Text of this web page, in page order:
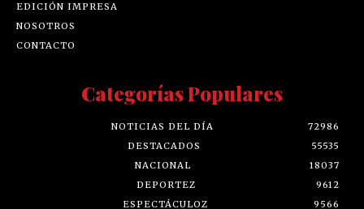
EDICIÓN IMPRESA
NOSOTROS
CONTACTO
Categorías Populares
NOTICIAS DEL DÍA
72986
DESTACADOS
55535
NACIONAL
18037
DEPORTEZ
9612
ESPECTÁCULOZ
9566